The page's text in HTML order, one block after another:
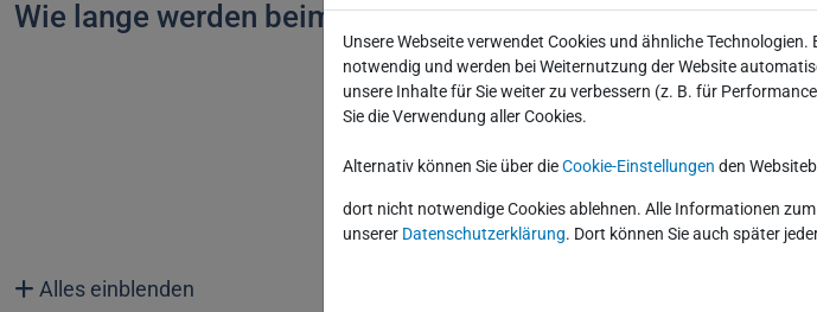
Wie lange werden beim Bewerbungsprozess meine
Für Azubis und
Alles einblenden
Unsere Webseite verwendet Cookies und ähnliche
notwendig und werden bei Weiternutzung der Website
unsere Inhalte für Sie weiter zu verbessern (z. B. für
Sie die Verwendung aller Cookies.
Alternativ können Sie über dieCookie-Einstellungen den
dort nicht notwendige Cookies ablehnen. Alle Informationen
unserer Datenschutzerklärung. Dort können Sie auch später